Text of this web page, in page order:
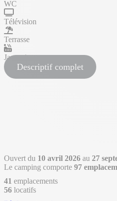
WC
Télévision
Terrasse
Jacuzzi
Descriptif complet
Ouvert du 10 avril 2026 au 27
Le camping comporte 97
41 emplacements
56 locatifs